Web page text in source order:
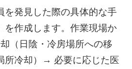
を発見した際の具体的な手
を作成します。作業現場か
（日陰・冷房場所への移
所冷却）→ 必要に応じた医